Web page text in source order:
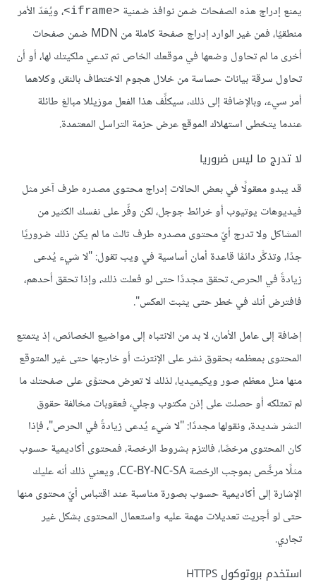
يمنع إدراج هذه الصفحات ضمن نوافذ ضمنية <iframe>
، ويُعَدّ الأمر
منطقيًا، فمن غير الوارد إدراج صفحة كاملة من MDN ضمن صفحات
أخرى ما لم تحاول وضعها في موقعك الخاص ثم تدعي ملكيتك لها، أو أن
تحاول سرقة بيانات حساسة من خلال هجوم الاختطاف بالنقر، وكلاهما
أمر سيء، وبالإضافة إلى ذلك، سيكلِّف هذا الفعل موزيللا مبالغ طائلة
عندما يتخطى استهلاك الموقع عرض حزمة التراسل المعتمدة.
لا تدرج ما ليس ضروريا
قد يبدو معقولًا في بعض الحالات إدراج محتوى مصدره طرف آخر مثل
فيديوهات يوتيوب أو خرائط جوجل، لكن وفِّر على نفسك الكثير من
المشاكل ولا تدرج أيّ محتوى مصدره طرف ثالث ما لم يكن ذلك ضروريًا
جدًا، وتذكَّر دائمًا قاعدة أمان أساسية في ويب تقول: "لا شيء يُدعى
زيادةً في الحرص، تحقق مجددًا حتى لو فعلت ذلك، وإذا تحقق أحدهم،
فافترض أنك في خطر حتى يثبت العكس".
إضافة إلى عامل الأمان، لا بد من الانتباه إلى مواضيع الخصائص، إذ يتمتع
المحتوى بمعظمه بحقوق نشر على الإنترنت أو خارجها حتى غير المتوقع
منها مثل معظم صور ويكيميديا، لذلك لا تعرض محتوًى على صفحتك ما
لم تمتلكه أو حصلت على إذن مكتوب وجلي، فعقوبات مخالفة حقوق
النشر شديدة، ونقولها مجددًا: "لا شيء يُدعى زيادةً في الحرص"، فإذا
كان المحتوى مرخصًا، فالتزم بشروط الرخصة، فمحتوى أكاديمية حسوب
مثلًا مرخَّص بموجب الرخصة CC-BY-NC-SA، ويعني ذلك أنه عليك
الإشارة إلى أكاديمية حسوب بصورة مناسبة عند اقتباس أيّ محتوى منها
حتى لو أجريت تعديلات مهمة عليه واستعمال المحتوى بشكل غير
تجاري.
استخدم بروتوكول HTTPS